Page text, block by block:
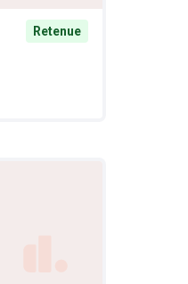
Retenue